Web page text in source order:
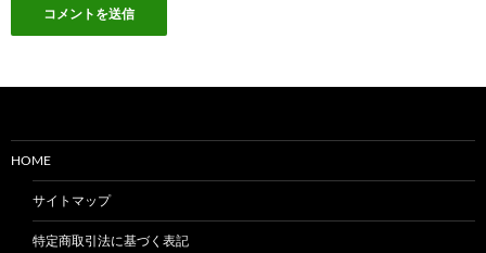
HOME
サイトマップ
特定商取引法に基づく表記